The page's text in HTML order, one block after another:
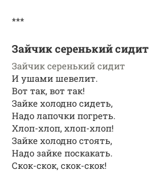
***
Зайчик серенький сидит
Зайчик серенький сидит
И ушами шевелит.
Вот так, вот так!
Зайке холодно сидеть,
Надо лапочки погреть.
Хлоп-хлоп, хлоп-хлоп!
Зайке холодно стоять,
Надо зайке поскакать.
Скок-скок, скок-скок!